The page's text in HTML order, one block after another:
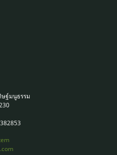
ฐ์มนูธรรม